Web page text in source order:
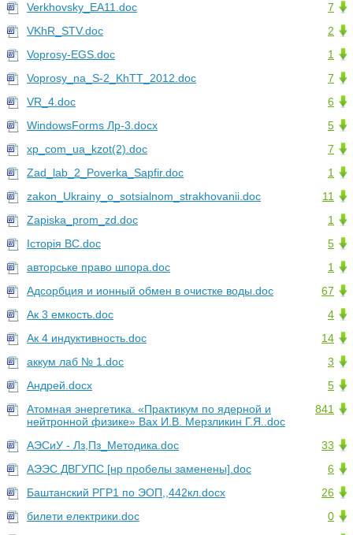
7
Verkhovsky_EA11.doc
2
VKhR_STV.doc
1
Voprosy-EGS.doc
7
Voprosy_na_S-2_KhTT_2012.doc
6
VR_4.doc
5
WindowsForms Лр-3.docx
7
xp_com_ua_kzot(2).doc
1
Zad_lab_2_Poverka_Sapfir.doc
11
zakon_Ukrainy_o_sotsialnom_strakhovanii.doc
1
Zapiska_prom_zd.doc
5
Історія ВС.doc
1
авторське право шпора.doc
67
Адсорбция и ионный обмен в очистке воды.doc
4
Ак 3 емкость.doc
14
Ак 4 индуктивность.doc
3
аккум лаб № 1.doc
5
Андрей.docx
841
Атомная энергетика. «Практикум по ядерной и
нейтронной физике» Вах И.В. Мерзликин Г.Я..doc
33
АЭСиУ - Лз,Пз_Методика.doc
6
АЭЭС ДВГУПС [нр пробелы заменены].doc
26
Баштанский РГР1 по ЭОП,,442кл.docx
0
билети електрики.doc